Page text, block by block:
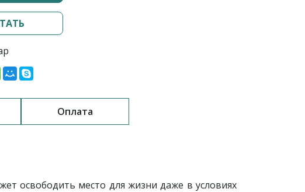
Оплата
освободить место для жизни даже в условиях